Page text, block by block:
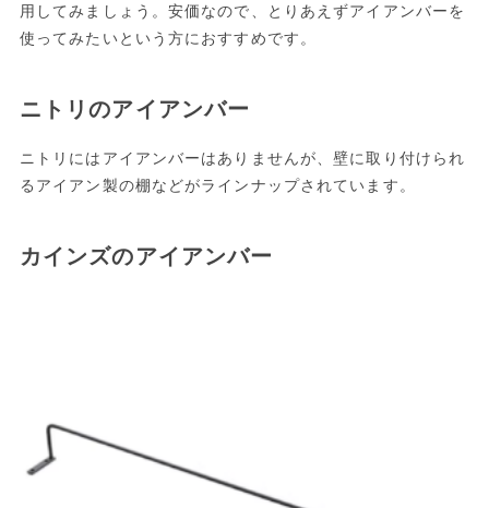
用してみましょう。安価なので、とりあえずアイアンバーを
使ってみたいという方におすすめです。
ニトリのアイアンバー
ニトリにはアイアンバーはありませんが、壁に取り付けられ
るアイアン製の棚などがラインナップされています。
カインズのアイアンバー